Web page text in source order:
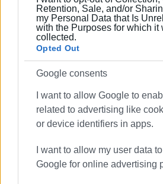
Retention, Sale, and/or
my Personal Data that Is
with the Purposes for which it
collected.
Opted Out
Google consents
I want to allow Google to
related to advertising like
or device identifiers in apps.
I want to allow my user data
Google for online advertising